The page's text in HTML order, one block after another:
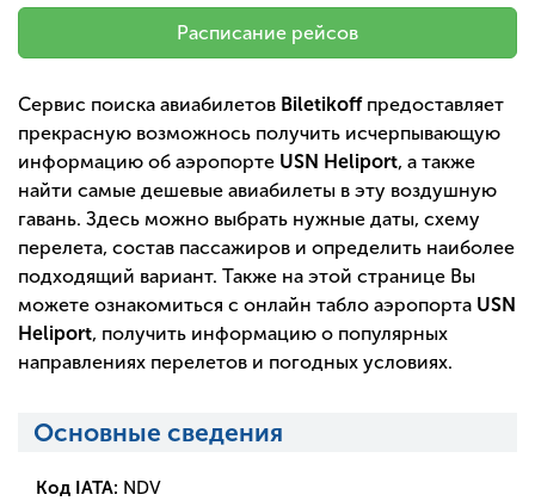
Расписание рейсов
Сервис поиска авиабилетов Biletikoffпредоставляет
прекрасную возможнось получить исчерпывающую
информацию об аэропорте USN Heliport, а также
найти самые дешевые авиабилеты в эту воздушную
гавань. Здесь можно выбрать нужные даты, схему
перелета, состав пассажиров и определить наиболее
подходящий вариант. Также на этой странице Вы
можете ознакомиться с онлайн табло аэропорта USN
Heliport, получить информацию о популярных
направлениях перелетов и погодных условиях.
Основные сведения
Код IATA: NDV